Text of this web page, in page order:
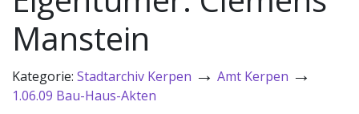
Manstein
Kategorie: Stadtarchiv Kerpen → Amt Kerpen →
1.06.09 Bau-Haus-Akten